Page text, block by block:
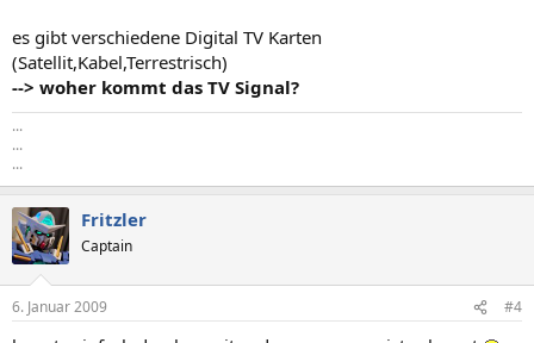
es gibt verschiedene Digital TV Karten
(Satellit,Kabel,Terrestrisch)
--> woher kommt das TV Signal?
...
...
...
Fritzler
Captain
6. Januar 2009 #4